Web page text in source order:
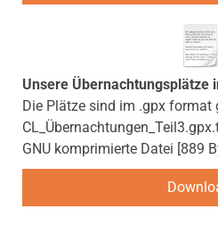
Unsere Übernachtungsplätze
Die Plätze sind im .gpx format
GNU komprimierte Datei 889